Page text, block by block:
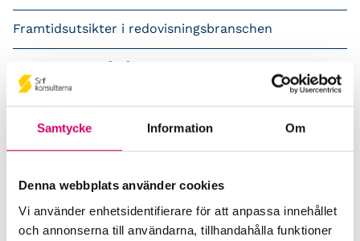
Samtycke Information Om
Denna webbplats använder cookies
Vi använder enhetsidentifierare för att anpassa innehållet
och annonserna till användarna, tillhandahålla funktioner
Framtidsutsikter i redovisningsbranschen
Prenumerera på våra nyhetsbrev
Pressrum
Remisser
Samverkan med myndigheter och organisationer